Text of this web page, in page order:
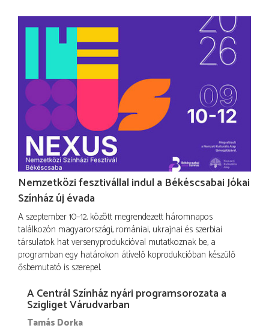
Nemzetközi fesztivállal indul a Békéscsabai Jókai
Színház új évada
A szeptember 10–12. között megrendezett háromnapos
találkozón magyarországi, romániai, ukrajnai és szerbiai
társulatok hat versenyprodukcióval mutatkoznak be, a
programban egy határokon átívelő koprodukcióban készülő
ősbemutató is szerepel.
A Centrál Színház nyári programsorozata a
Szigliget Várudvarban
Tamás Dorka